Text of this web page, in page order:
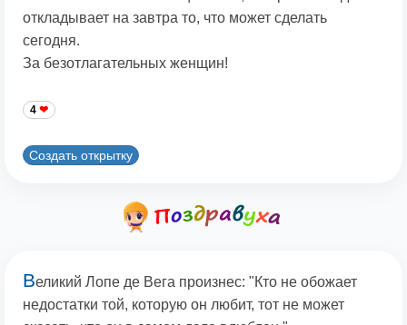
откладывает на завтра то, что может сделать
сегодня.
За безотлагательных женщин!
4
Создать открытку
Великий Лопе де Вега произнес: "Кто не обожает
недостатки той, которую он любит, тот не может